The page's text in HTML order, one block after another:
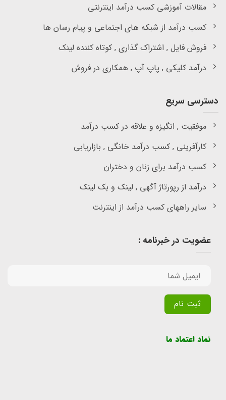
مقالات آموزشی کسب درآمد اینترنتی
کسب درآمد از شبکه های اجتماعی و پیام رسان ها
فروش فایل , اشتراک گذاری , کوتاه کننده لینک
درآمد کلیکی , پاپ آپ , همکاری در فروش
دسترسی سریع
موفقیت , انگیزه و علاقه در کسب درآمد
کارآفرینی , کسب درآمد خانگی , بازاریابی
کسب درآمد برای زنان و دختران
درآمد از رپورتاژ آگهی , لینک و بک لینک
سایر راههای کسب درآمد از اینترنت
عضویت در خبرنامه :
نماد اعتماد ما